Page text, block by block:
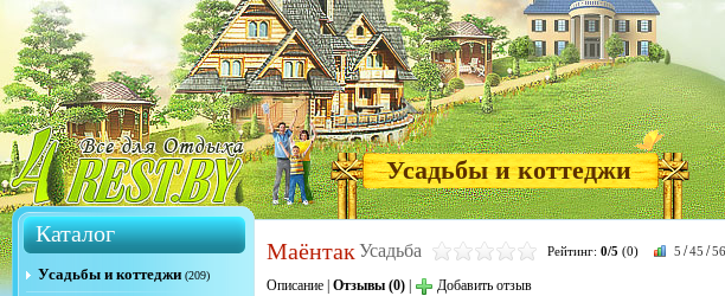
Усадьбы и коттеджи
Каталог
Усадьбы и коттеджи (209)
МаёнтакУсадьба Рейтинг: 0/5 (0) 5 /45 /
Описание Отзывы (0) Добавить отзыв